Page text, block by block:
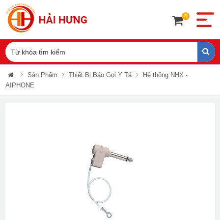
0
Sản Phẩm Thiết Bị Báo Gọi Y Tá
Hệ thống NHX -
AIPHONE